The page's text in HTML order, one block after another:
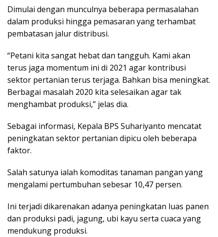
Dimulai dengan munculnya beberapa permasalahan
dalam produksi hingga pemasaran yang terhambat
pembatasan jalur distribusi.
“Petani kita sangat hebat dan tangguh. Kami akan
terus jaga momentum ini di 2021 agar kontribusi
sektor pertanian terus terjaga. Bahkan bisa meningkat.
Berbagai masalah 2020 kita selesaikan agar tak
menghambat produksi,” jelas dia.
Sebagai informasi, Kepala BPS Suhariyanto mencatat
peningkatan sektor pertanian dipicu oleh beberapa
faktor.
Salah satunya ialah komoditas tanaman pangan yang
mengalami pertumbuhan sebesar 10,47 persen.
Ini terjadi dikarenakan adanya peningkatan luas panen
dan produksi padi, jagung, ubi kayu serta cuaca yang
mendukung produksi.